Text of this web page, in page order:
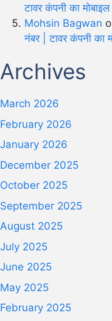
टावर कंपनी का
Mohsin Bagwan
नंबर | टावर कंपनी का
Archives
March 2026
February 2026
January 2026
December 2025
October 2025
September 2025
August 2025
July 2025
June 2025
May 2025
February 2025